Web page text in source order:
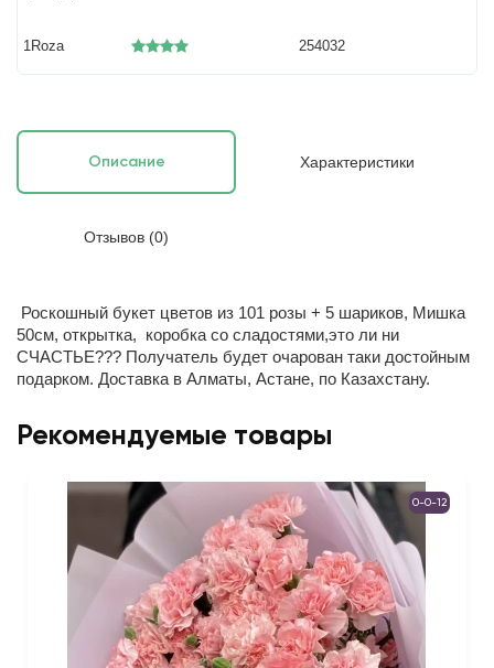
1Roza 254032
Описание Характеристики
Отзывов (0)
Роскошный букет цветов из 101 розы + 5 шариков, Мишка
50см, открытка, коробка со сладостями,это ли ни
СЧАСТЬЕ??? Получатель будет очарован таки достойным
подарком. Доставка в Алматы, Астане, по Казахстану.
Рекомендуемые товары
0-0-12